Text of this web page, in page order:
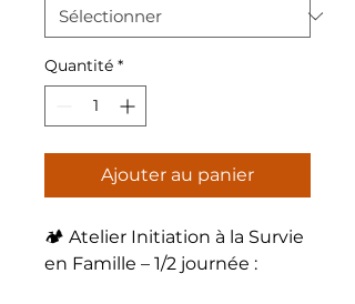
Quantité *
Ajouter au panier
🏕️ Atelier Initiation à la Survie
en Famille – 1/2 journée :